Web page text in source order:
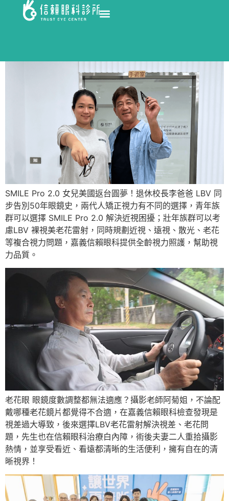
SMILE Pro 2.0 女兒美國返台圓夢！退休校長李爸爸 LBV 同
步告別50年眼鏡史，兩代人矯正視力有不同的選擇，青年族
群可以選擇 SMILE Pro 2.0 解決近視困擾；壯年族群可以考
慮LBV 裸視美老花雷射，同時規劃近視、遠視、散光、老花
等複合視力問題，嘉義信賴眼科提供全齡視力照護，幫助視
力品質。
老花眼 眼鏡度數調整都無法適應？攝影老師阿菊姐，不論配
戴哪種老花鏡片都覺得不合適，在嘉義信賴眼科檢查發現是
視差過大導致，後來選擇LBV老花雷射解決視差、老花問
題，先生也在信賴眼科治療白內障，術後夫妻二人重拾攝影
熱情，並享受看近、看遠都清晰的生活便利，擁有自在的清
晰視界！